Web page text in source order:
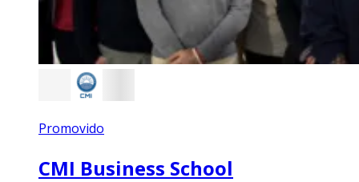
Promovido
CMI Business School